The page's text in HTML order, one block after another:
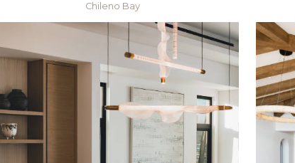
Chileno Bay